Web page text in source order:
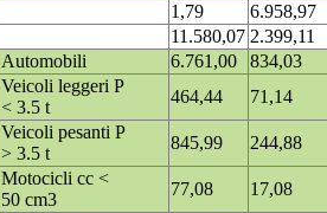
1,79
6.958,97
11.580,07 2.399,11
Automobili
6.761,00
834,03
Veicoli leggeri P
< 3.5 t
464,44
71,14
Veicoli pesanti P
> 3.5 t
845,99
244,88
Motocicli cc <
50 cm3
77,08
17,08